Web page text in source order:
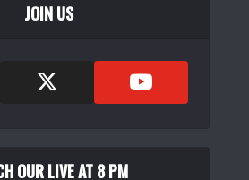
ル G ゲーミングキーボード 有線 G213r
JOIN US
OUR LIVE AT 8 PM